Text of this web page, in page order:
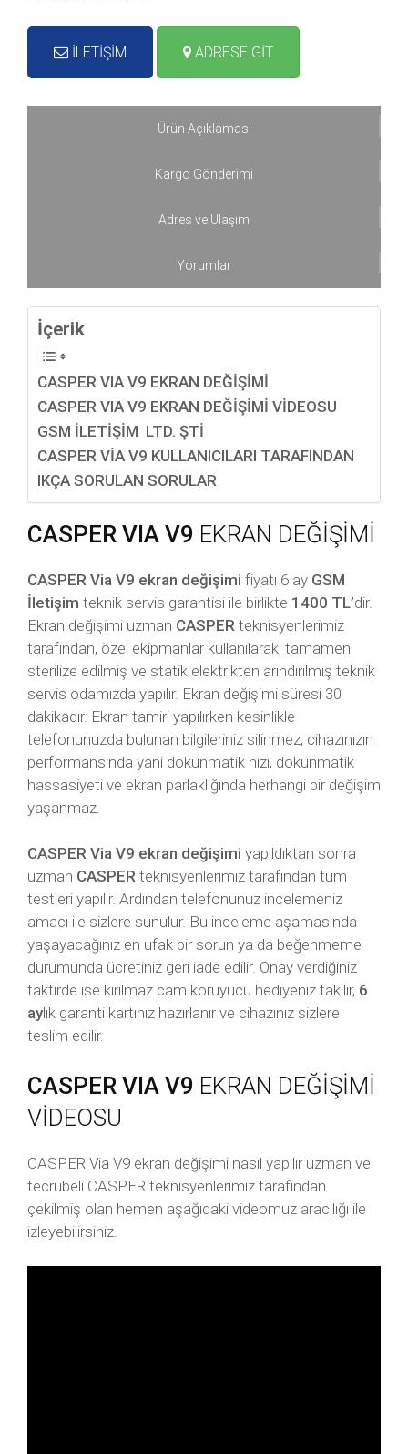
İLETİŞİM ADRESE GİT
Ürün Açıklaması
Kargo Gönderimi
Adres ve Ulaşım
Yorumlar
İçerik
CASPER VIA V9 EKRAN DEĞİŞİMİ
CASPER VIA V9 EKRAN DEĞİŞİMİ VİDEOSU
GSM İLETİŞİM LTD. ŞTİ
CASPER VİA V9 KULLANICILARI TARAFINDAN
IKÇA SORULAN SORULAR
CASPER VIA V9 EKRAN DEĞİŞİMİ
CASPER Via V9 ekran değişimi fiyatı 6 ay GSM
İletişim teknik servis garantisi ile birlikte 1400 TL’dir.
Ekran değişimi uzman CASPER teknisyenlerimiz
tarafından, özel ekipmanlar kullanılarak, tamamen
sterilize edilmiş ve statik elektrikten arındırılmış teknik
servis odamızda yapılır. Ekran değişimi süresi 30
dakikadır. Ekran tamiri yapılırken kesinlikle
telefonunuzda bulunan bilgileriniz silinmez, cihazınızın
performansında yani dokunmatik hızı, dokunmatik
hassasiyeti ve ekran parlaklığında herhangi bir değişim
yaşanmaz.
CASPER Via V9 ekran değişimi yapıldıktan sonra
uzman CASPER teknisyenlerimiz tarafından tüm
testleri yapılır. Ardından telefonunuz incelemeniz
amacı ile sizlere sunulur. Bu inceleme aşamasında
yaşayacağınız en ufak bir sorun ya da beğenmeme
durumunda ücretiniz geri iade edilir. Onay verdiğiniz
taktirde ise kırılmaz cam koruyucu hediyeniz takılır, 6
aylık garanti kartınız hazırlanır ve cihazınız sizlere
teslim edilir.
CASPER VIA V9 EKRAN DEĞİŞİMİ
VİDEOSU
CASPER Via V9 ekran değişimi nasıl yapılır uzman ve
tecrübeli CASPER teknisyenlerimiz tarafından
çekilmiş olan hemen aşağıdaki videomuz aracılığı ile
izleyebilirsiniz.